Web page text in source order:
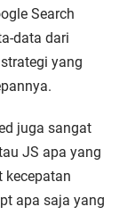
Search
data dari
yang
juga sangat
JS apa yang
kecepatan
apa saja yang